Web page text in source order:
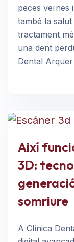
peces veïnes
també la
tractament
una dent
Dental
Així
3D:
somriure
A Clínica